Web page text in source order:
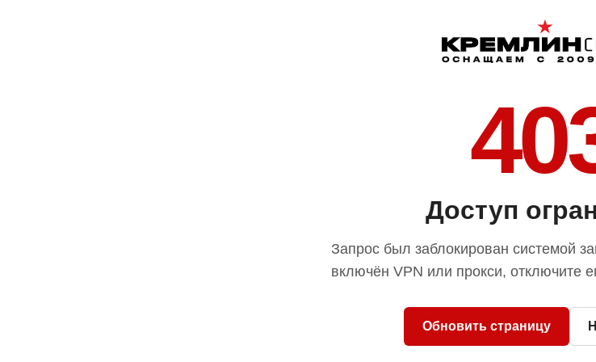
Доступ
Запрос был заблокирован системой
включён VPN или прокси, отключите
Обновить страницу